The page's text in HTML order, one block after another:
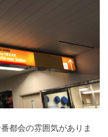
都会の雰囲気がありま